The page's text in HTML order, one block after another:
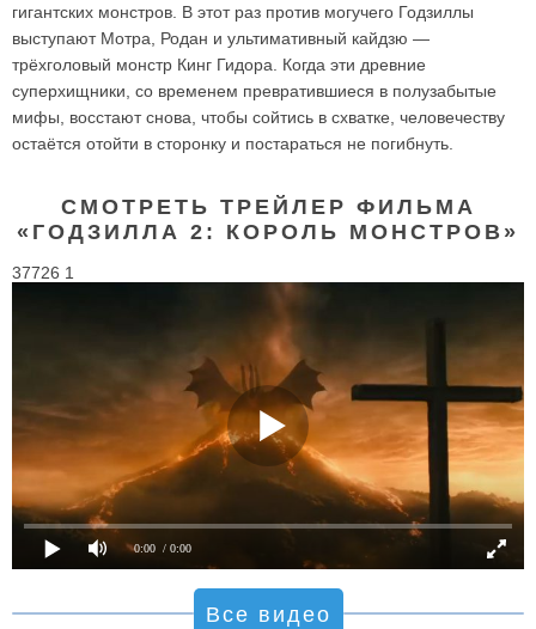
гигантских монстров. В этот раз против могучего Годзиллы
выступают Мотра, Родан и ультимативный кайдзю —
трёхголовый монстр Кинг Гидора. Когда эти древние
суперхищники, со временем превратившиеся в полузабытые
мифы, восстают снова, чтобы сойтись в схватке, человечеству
остаётся отойти в сторонку и постараться не погибнуть.
СМОТРЕТЬ ТРЕЙЛЕР ФИЛЬМА
«ГОДЗИЛЛА 2: КОРОЛЬ МОНСТРОВ»
37726 1
0:00 / 0:00
Все видео